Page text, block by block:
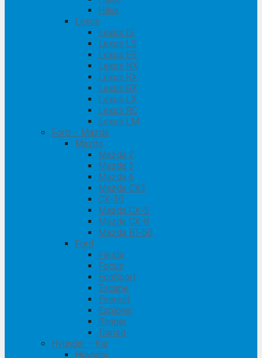
Hilux
Lexus
Lexus IS
Lexus LS
Lexus ES
Lexus NX
Lexus RX
Lexus GX
Lexus LX
Lexus RC
Lexus LM
Ford – Mazda
Mazda
Mazda 2
Mazda 3
Mazda 6
Mazda CX3
CX-30
Mazda CX-5
Mazda CX-8
Mazda BT-50
Ford
Fiesta
Focus
EcoSport
Escape
Everest
Explorer
Ranger
Transit
Hyundai – Kia
Huyndai